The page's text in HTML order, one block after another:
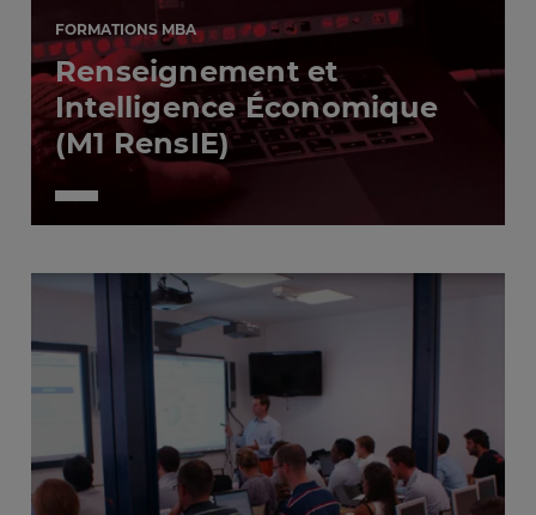
FORMATIONS MBA
Renseignement et
Intelligence Économique
(M1 RensIE)